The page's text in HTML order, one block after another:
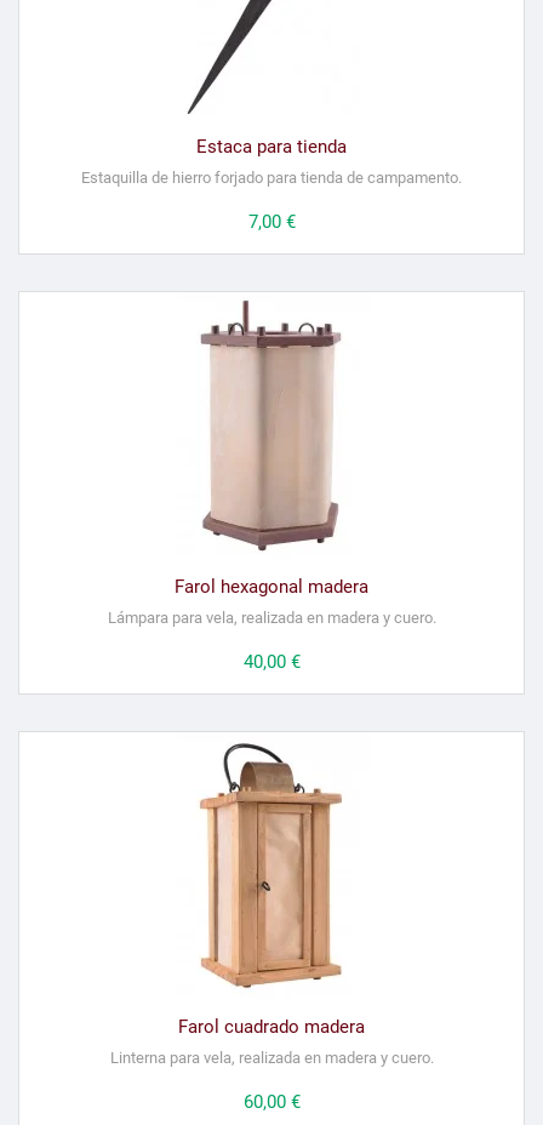
Estaca para tienda
Estaquilla de hierro forjado para tienda de campamento.
Precio
7,00 €
Farol hexagonal madera
Lámpara para vela, realizada en madera y cuero.
Precio
40,00 €
Farol cuadrado madera
Linterna para vela, realizada en madera y cuero.
Precio
60,00 €